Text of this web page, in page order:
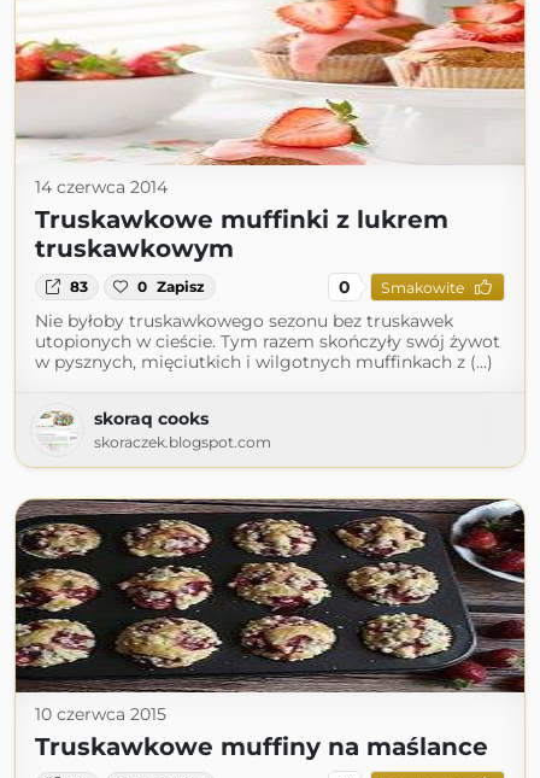
14 czerwca 2014
Truskawkowe muffinki z lukrem
truskawkowym
83 0 Zapisz 0 Smakowite
Nie byłoby truskawkowego sezonu bez truskawek
utopionych w cieście. Tym razem skończyły swój żywot
w pysznych, mięciutkich i wilgotnych muffinkach z (...)
skoraq cooks
skoraczek.blogspot.com
10 czerwca 2015
Truskawkowe muffiny na maślance